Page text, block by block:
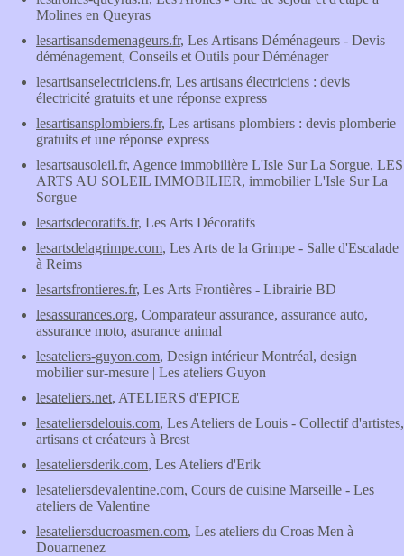
Molines en Queyras
lesartisansdemenageurs.fr, Les Artisans Déménageurs - Devis
déménagement, Conseils et Outils pour Déménager
lesartisanselectriciens.fr, Les artisans électriciens : devis
électricité gratuits et une réponse express
lesartisansplombiers.fr, Les artisans plombiers : devis plomberie
gratuits et une réponse express
lesartsausoleil.fr, Agence immobilière L'Isle Sur La Sorgue, LES
ARTS AU SOLEIL IMMOBILIER, immobilier L'Isle Sur La
Sorgue
lesartsdecoratifs.fr, Les Arts Décoratifs
lesartsdelagrimpe.com, Les Arts de la Grimpe - Salle d'Escalade
à Reims
lesartsfrontieres.fr, Les Arts Frontières - Librairie BD
lesassurances.org, Comparateur assurance, assurance auto,
assurance moto, asurance animal
lesateliers-guyon.com, Design intérieur Montréal, design
mobilier sur-mesure | Les ateliers Guyon
lesateliers.net, ATELIERS d'EPICE
lesateliersdelouis.com, Les Ateliers de Louis - Collectif d'artistes,
artisans et créateurs à Brest
lesateliersderik.com, Les Ateliers d'Erik
lesateliersdevalentine.com, Cours de cuisine Marseille - Les
ateliers de Valentine
lesateliersducroasmen.com, Les ateliers du Croas Men à
Douarnenez